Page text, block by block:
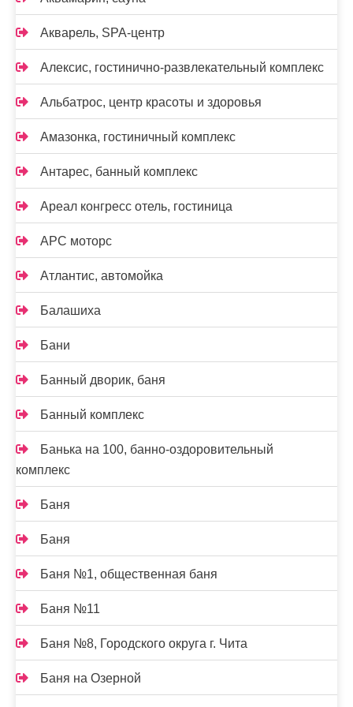
Акварель, SPA-центр
Алексис, гостинично-развлекательный комплекс
Альбатрос, центр красоты и здоровья
Амазонка, гостиничный комплекс
Антарес, банный комплекс
Ареал конгресс отель, гостиница
АРС моторс
Атлантис, автомойка
Балашиха
Бани
Банный дворик, баня
Банный комплекс
Банька на 100, банно-оздоровительный
комплекс
Баня
Баня
Баня №1, общественная баня
Баня №11
Баня №8, Городского округа г. Чита
Баня на Озерной